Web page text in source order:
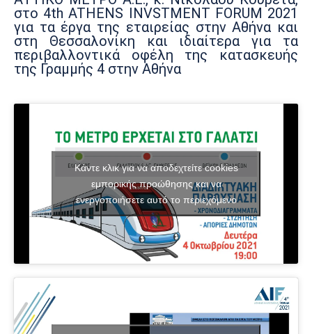
στο 4th ATHENS INVSTMENT FORUM 2021
για τα έργα της εταιρείας στην Αθήνα και
στη Θεσσαλονίκη και ιδιαίτερα για τα
περιβαλλοντικά οφέλη της κατασκευής
της Γραμμής 4 στην Αθήνα
Κάντε κλικ για να αποδεχτείτε cookies
εμπορικής προώθησης και να
ενεργοποιήσετε αυτό το περιεχόμενο